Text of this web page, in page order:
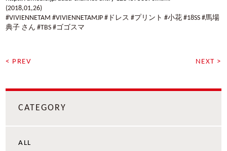
(2018,01,26)
#VIVIENNETAM #VIVIENNETAMJP #ドレス #プリント #小花 #18SS #馬場
典子 さん #TBS #ゴゴスマ
< PREV NEXT >
CATEGORY
ALL